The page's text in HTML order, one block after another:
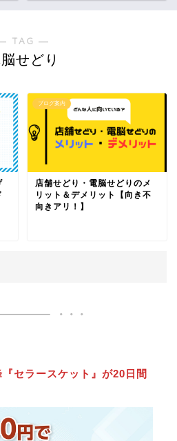
TAG ―
せどり
ブログ案内
店舗せどり・電脳せどりのメ
リット＆デメリット【向き不
向きアリ！】
セラースケット』が20日間